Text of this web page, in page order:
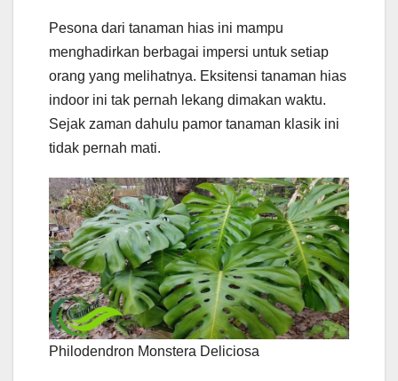
Pesona dari tanaman hias ini mampu
menghadirkan berbagai impersi untuk setiap
orang yang melihatnya. Eksitensi tanaman hias
indoor ini tak pernah lekang dimakan waktu.
Sejak zaman dahulu pamor tanaman klasik ini
tidak pernah mati.
Philodendron Monstera Deliciosa